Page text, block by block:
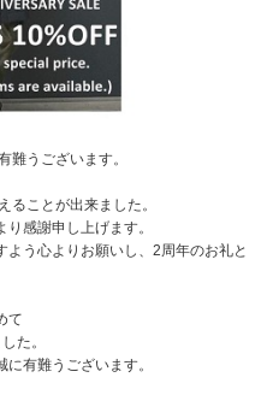
うございます。
ことが出来ました。
感謝申し上げます。
よう心よりお願いし、2周年のお礼と
て
た。
有難うございます。